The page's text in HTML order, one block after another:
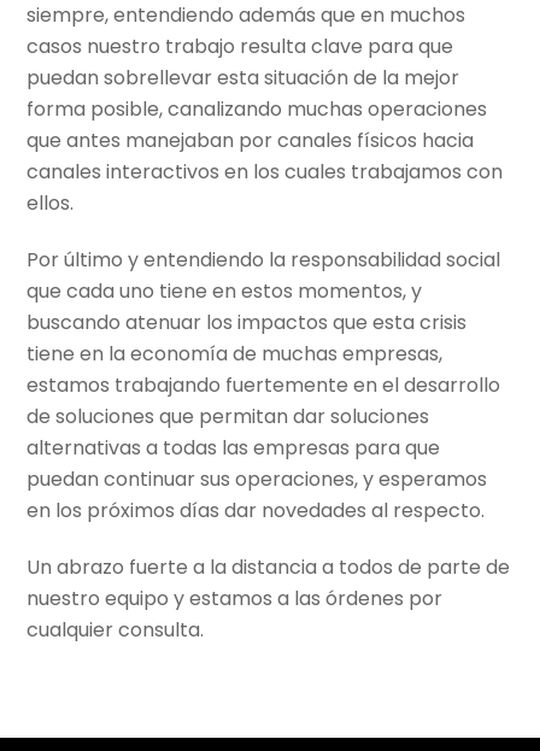
siempre, entendiendo además que en muchos
casos nuestro trabajo resulta clave para que
puedan sobrellevar esta situación de la mejor
forma posible, canalizando muchas operaciones
que antes manejaban por canales físicos hacia
canales interactivos en los cuales trabajamos con
ellos.
Por último y entendiendo la responsabilidad social
que cada uno tiene en estos momentos, y
buscando atenuar los impactos que esta crisis
tiene en la economía de muchas empresas,
estamos trabajando fuertemente en el desarrollo
de soluciones que permitan dar soluciones
alternativas a todas las empresas para que
puedan continuar sus operaciones, y esperamos
en los próximos días dar novedades al respecto.
Un abrazo fuerte a la distancia a todos de parte de
nuestro equipo y estamos a las órdenes por
cualquier consulta.